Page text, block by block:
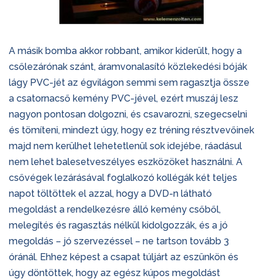
A másik bomba akkor robbant, amikor kiderült, hogy a
csőlezárónak szánt, áramvonalasító közlekedési bóják
lágy PVC-jét az égvilágon semmi sem ragasztja össze
a csatornacső kemény PVC-jével, ezért muszáj lesz
nagyon pontosan dolgozni, és csavarozni, szegecselni
és tömíteni, mindezt úgy, hogy ez tréning résztvevőinek
majd nem kerülhet lehetetlenül sok idejébe, ráadásul
nem lehet balesetveszélyes eszközöket használni. A
csővégek lezárásával foglalkozó kollégák két teljes
napot töltöttek el azzal, hogy a DVD-n látható
megoldást a rendelkezésre álló kemény csőből,
melegítés és ragasztás nélkül kidolgozzák, és a jó
megoldás – jó szervezéssel – ne tartson tovább 3
óránál. Ehhez képest a csapat túljárt az eszünkön és
úgy döntöttek, hogy az egész kúpos megoldást